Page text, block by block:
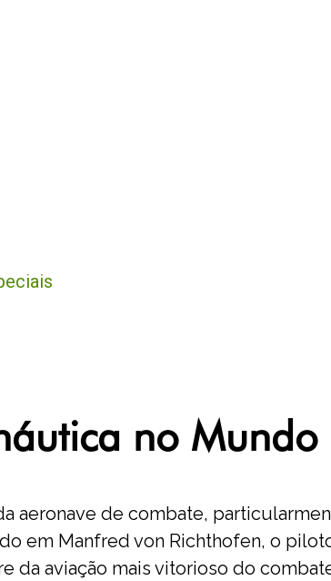
no Mundo
aeronave de combate,
em Manfred von Richthofen, o
da aviação mais vitorioso do